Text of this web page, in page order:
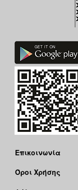
Επικοινωνία
Όροι Χρήσης